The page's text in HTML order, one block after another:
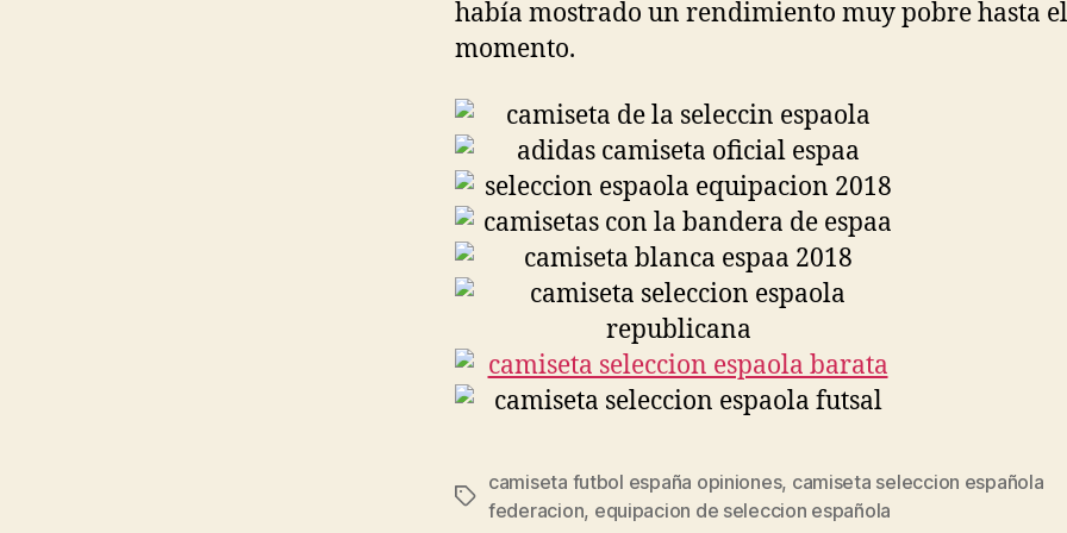
había mostrado un rendimiento muy pobre hasta el
momento.
Etiquetas
camiseta futbol españa opiniones, camiseta seleccion española
federacion, equipacion de seleccion española